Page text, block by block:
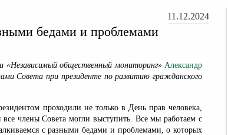
11.12.2024
бедами и проблемами
«Независимый общественный мониторинг» Александр
Совета при президенте по развитию гражданского
проходили не только в День прав человека,
члены Совета могли выступить. Все мы работаем с
с разными бедами и проблемами, о которых